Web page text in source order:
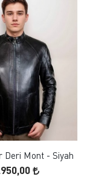
EKLE
ÜRÜN İNCELE
Deri Mont - Siyah